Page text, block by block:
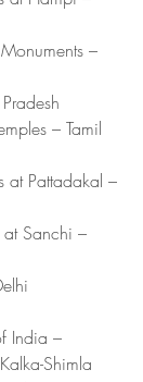
–
– Tamil
Pattadakal –
Sanchi –
India –
Shimla